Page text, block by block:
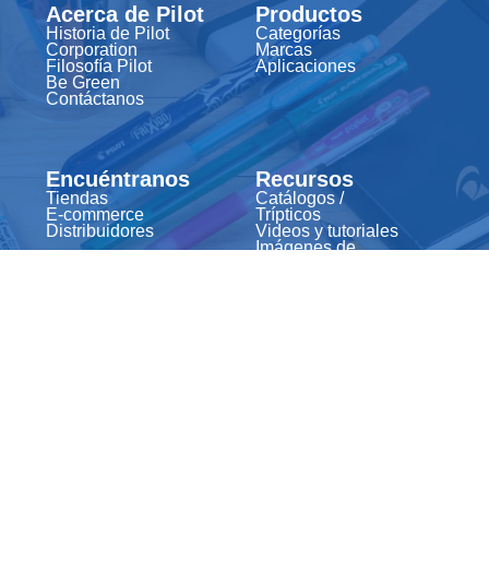
Acerca de Pilot
Historia de Pilot
Corporation
Filosofía Pilot
Be Green
Contáctanos
Productos
Categorías
Marcas
Aplicaciones
Encuéntranos
Tiendas
E-commerce
Distribuidores
Recursos
Catálogos /
Trípticos
Videos y tutoriales
Imágenes de